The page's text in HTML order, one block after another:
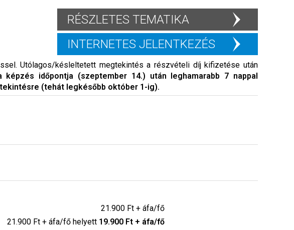
RÉSZLETES TEMATIKA
INTERNETES JELENTKEZÉS
Utólagos/késleltetett megtekintés a részvételi díj kifizetése után
képzés időpontja (szeptember 14.) után leghamarabb 7 nappal
(tehát legkésőbb október 1-ig).
21.900 Ft + áfa/fő
21.900 Ft + áfa/fő helyett 19.900 Ft + áfa/fő